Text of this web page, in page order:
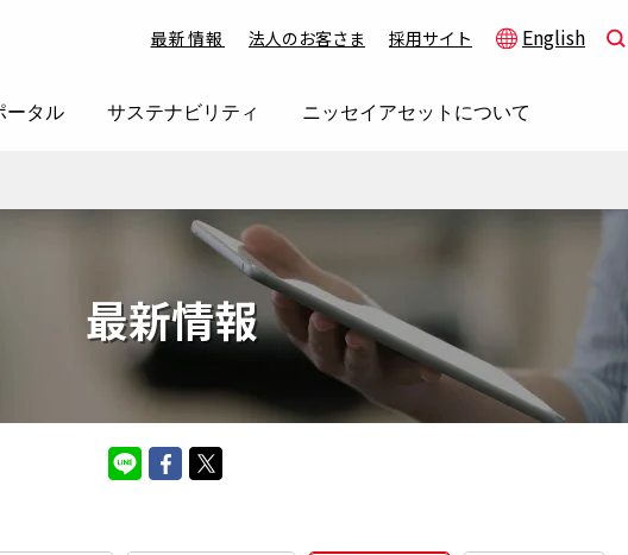
最新情報 法人のお客さま 採用サイト English
ータル サステナビリティ ニッセイアセットについて
最新情報